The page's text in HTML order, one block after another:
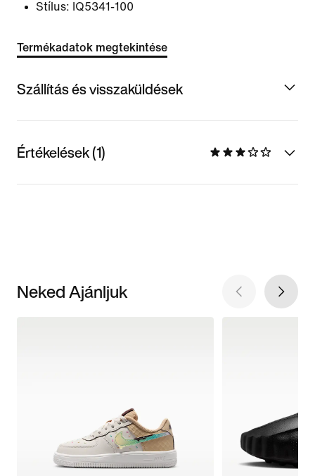
Stílus: IQ5341-100
Termékadatok megtekintése
Szállítás és visszaküldések
Értékelések (1)
Neked Ajánljuk